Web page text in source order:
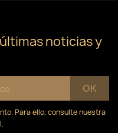
Iniciar sesión
noticias y
Para ello, consulte nuestra